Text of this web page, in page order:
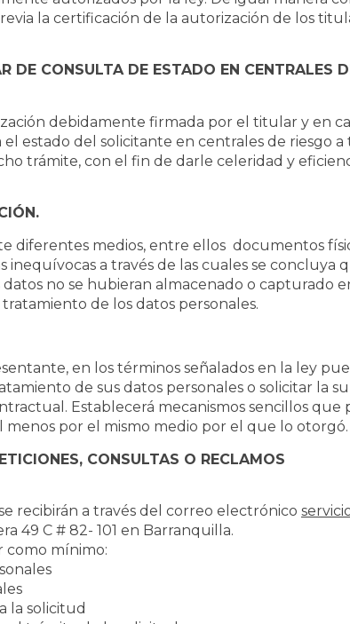
la certificación de la autorización de los
DE CONSULTA DE ESTADO EN CENTRALES
debidamente firmada por el titular y en
estado del solicitante en centrales de riesgo a
trámite, con el fin de darle celeridad y
diferentes medios, entre ellos documentos
a través de las cuales se concluya
no se hubieran almacenado o capturado
de los datos personales.
en los términos señalados en la ley
de sus datos personales o solicitar la
Establecerá mecanismos sencillos
menos por el mismo medio por el que lo otorgó.
CONSULTAS O RECLAMOS
recibirán a través del correo electrónico
49 C # 82- 101 en Barranquilla.
como mínimo:
la solicitud